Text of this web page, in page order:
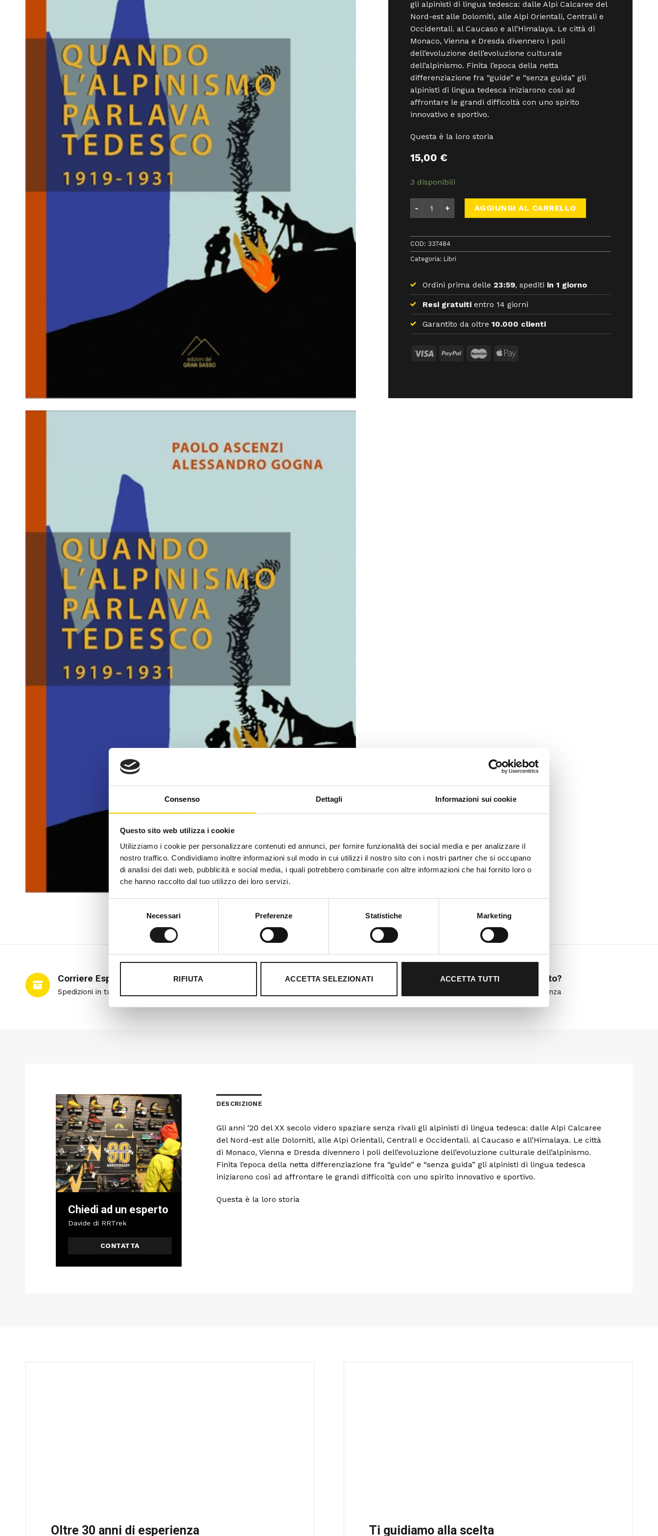
Consenso Dettagli Informazioni sui cookie
Questo sito web utilizza i cookie
Utilizziamo i cookie per personalizzare contenuti ed annunci, per fornire funzionalità dei social media e per analizzare il
nostro traffico. Condividiamo inoltre informazioni sul modo in cui utilizzi il nostro sito con i nostri partner che si occupano
di analisi dei dati web, pubblicità e social media, i quali potrebbero combinarle con altre informazioni che hai fornito loro o
che hanno raccolto dal tuo utilizzo dei loro servizi.
Necessari Preferenze Statistiche Marketing
RIFIUTA ACCETTA SELEZIONATI ACCETTA TUTTI
gli alpinisti di lingua tedesca: dalle Alpi Calcaree del
Nord-est alle Dolomiti, alle Alpi Orientali, Centrali e
Occidentali. al Caucaso e all’Himalaya. Le città di
Monaco, Vienna e Dresda divennero i poli
dell’evoluzione dell’evoluzione culturale
dell’alpinismo. Finita l’epoca della netta
differenziazione fra “guide” e “senza guida” gli
alpinisti di lingua tedesca iniziarono così ad
affrontare le grandi difficoltà con uno spirito
innovativo e sportivo.
Questa è la loro storia
15,00 €
3 disponibili
AGGIUNGI AL CARRELLO
COD: 337484
Categoria: Libri
Ordini prima delle 23:59, spediti in 1 giorno
Resi gratuitientro 14 giorni
Garantito da oltre 10.000 clienti
Corriere Espresso
Spedizioni in tutto il mondo
Pagamenti Sicuri Hai bisogno di aiuto?
Clicca qui per assistenza
Chiedi ad un esperto
Davide di RRTrek
CONTATTA
DESCRIZIONE
Gli anni ’20 del XX secolo videro spaziare senza rivali gli alpinisti di lingua tedesca: dalle Alpi Calcaree
del Nord-est alle Dolomiti, alle Alpi Orientali, Centrali e Occidentali. al Caucaso e all’Himalaya. Le città
di Monaco, Vienna e Dresda divennero i poli dell’evoluzione dell’evoluzione culturale dell’alpinismo.
Finita l’epoca della netta differenziazione fra “guide” e “senza guida” gli alpinisti di lingua tedesca
iniziarono così ad affrontare le grandi difficoltà con uno spirito innovativo e sportivo.
Questa è la loro storia
Oltre 30 anni di esperienza Ti guidiamo alla scelta